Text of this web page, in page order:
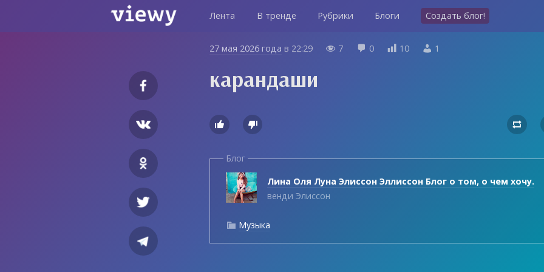
Лента В тренде Рубрики Блоги Создать блог!
27 мая 2026 года в 22:29  7  0  10  1
карандаши
  
Блог
Лина Оля Луна Элиссон Эллиссон Блог о том, о чем хочу.
венди Элиссон
 Музыка